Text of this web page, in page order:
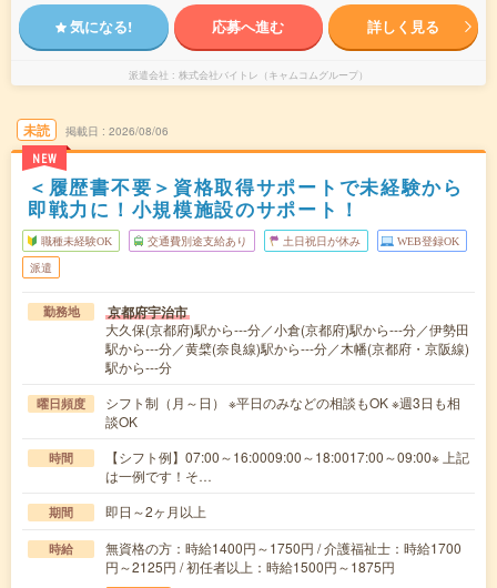
気になる! 応募へ進む 詳しく見る
派遣会社 株式会社バイトレ（キャムコムグループ）
未読
NEW
掲載日 2026/08/06
＜履歴書不要＞資格取得サポートで未経験から
即戦力に！小規模施設のサポート！
職種未経験OK 交通費別途支給あり 土日祝日が休み WEB登録OK
派遣
勤務地 京都府宇治市
大久保(京都府)駅から---分／小倉(京都府)駅から---分／伊勢田
駅から---分／黄檗(奈良線)駅から---分／木幡(京都府・京阪線)
駅から---分
曜日頻度
シフト制（月～日） ※平日のみなどの相談もOK ※週3日も相
談OK
時間
【シフト例】07:00～16:0009:00～18:0017:00～09:00※ 上記
は一例です！そ…
期間 即日～2ヶ月以上
時給
無資格の方：時給1400円～1750円 / 介護福祉士：時給1700
円～2125円 / 初任者以上：時給1500円～1875円